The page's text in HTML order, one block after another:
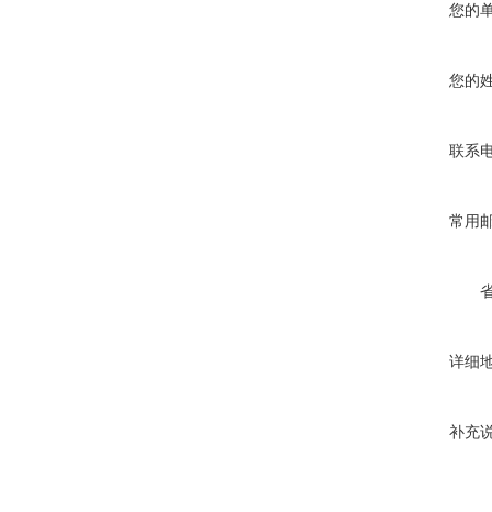
您的
您的
联系
常用
详细
补充